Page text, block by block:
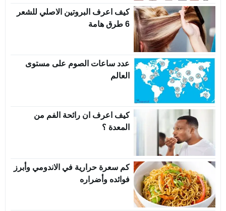
كيف اعرف البروتين الاصلي للشعر
6 طرق هامة
عدد ساعات الصوم على مستوى
العالم
كيف اعرف ان رائحة الفم من
المعدة ؟
كم سعرة حرارية في الاندومي وأبرز
فوائده وأضراره